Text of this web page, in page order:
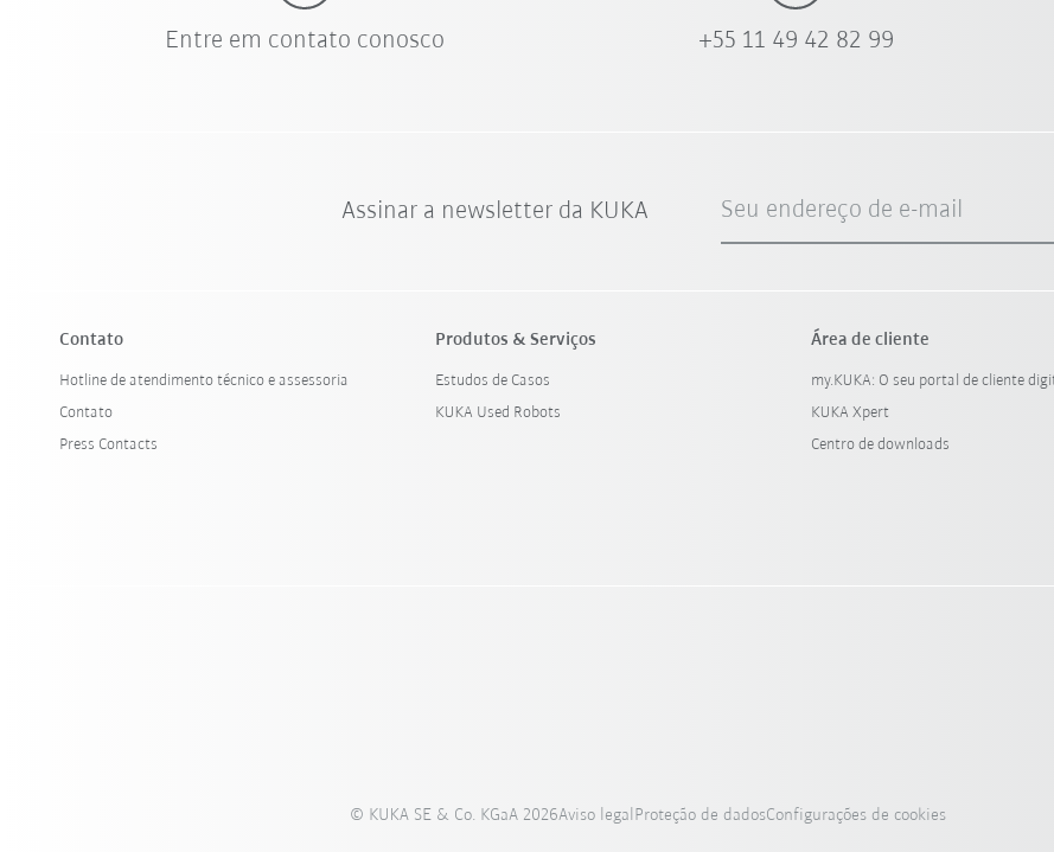
Entre em contato conosco +55 11 49 42 82 99
Assinar a newsletter da KUKA Seu endereço de e-mail
Contato
Hotline de atendimento técnico e assessoria
Contato
Press Contacts
Produtos & Serviços
Estudos de Casos
KUKA Used Robots
Área de cliente
my.KUKA: O seu portal de cliente
KUKA Xpert
Centro de downloads
© KUKA SE & Co. KGaA 2026Aviso legal Proteção de dadosConfigurações de cookies